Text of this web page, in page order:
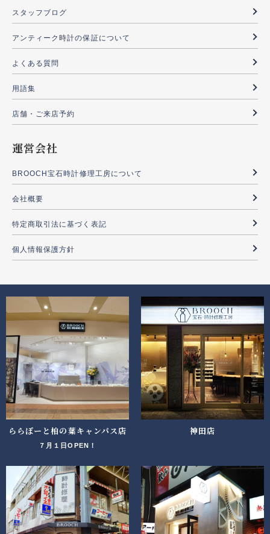
スタッフブログ
アンティーク時計の保証について
よくある質問
用語集
店舗・ご来店予約
運営会社
BROOCH宝石時計修理工房について
会社概要
特定商取引法に基づく表記
個人情報保護方針
ららぽーと柏の葉キャンパス店
７月１日OPEN！
神田店